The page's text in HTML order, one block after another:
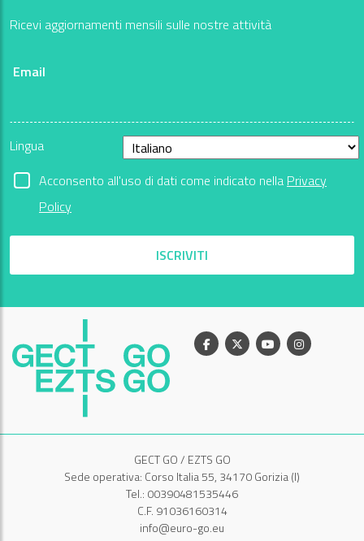
Ricevi aggiornamenti mensili sulle nostre attività
Email
Lingua
Acconsento all'uso di dati come indicato nella Privacy
Policy
ISCRIVITI
Facebook
X YoutubeInstagram
GECT GO / EZTS GO
Sede operativa: Corso Italia 55, 34170 Gorizia (I)
Tel.: 00390481535446
C.F. 91036160314
info@euro-go.eu